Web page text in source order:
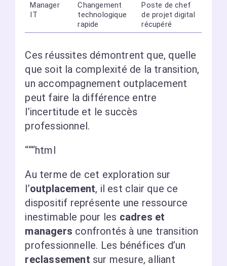
Manager
IT
Changement
technologique
rapide
Poste de chef
de projet digital
récupéré
Ces réussites démontrent que, quelle
que soit la complexité de la transition,
un accompagnement outplacement
peut faire la différence entre
l’incertitude et le succès
professionnel.
“““html
Au terme de cet exploration sur
l’outplacement, il est clair que ce
dispositif représente une ressource
inestimable pour les cadres et
managers confrontés à une transition
professionnelle. Les bénéfices d’un
reclassement sur mesure, alliant